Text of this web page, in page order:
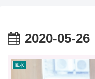
2020-05-26
風水